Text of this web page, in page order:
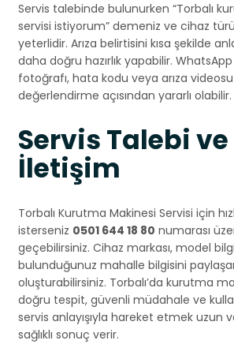
Servis talebinde bulunurken “Torbalı
servisi istiyorum” demeniz ve cihaz
yeterlidir. Arıza belirtisini kısa şekilde
daha doğru hazırlık yapabilir.
fotoğrafı, hata kodu veya arıza
değerlendirme açısından yararlı olabilir.
Servis Talebi ve
İletişim
Torbalı Kurutma Makinesi Servisi için
isterseniz 0501 644 18 80 numarası
geçebilirsiniz. Cihaz markası, model
bulunduğunuz mahalle bilgisini
oluşturabilirsiniz. Torbalı’da kurutma
doğru tespit, güvenli müdahale ve
servis anlayışıyla hareket etmek uzun
sağlıklı sonuç verir.